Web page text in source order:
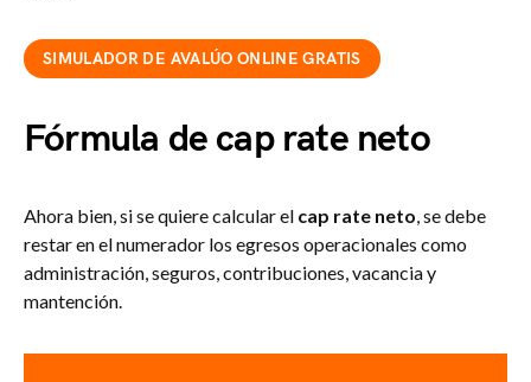
SIMULADOR DE AVALÚO ONLINE GRATIS
Fórmula de cap rate neto
Ahora bien, si se quiere calcular el cap rate neto, se debe
restar en el numerador los egresos operacionales como
administración, seguros, contribuciones, vacancia y
mantención.